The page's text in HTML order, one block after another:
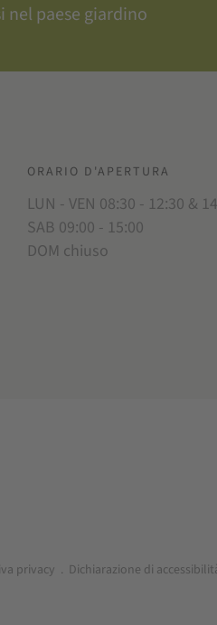
nel paese giardino
ORARIO D'APERTURA
LUN - VEN 08:30 - 12:30 &
SAB 09:00 - 15:00
DOM chiuso
privacy . Dichiarazione di